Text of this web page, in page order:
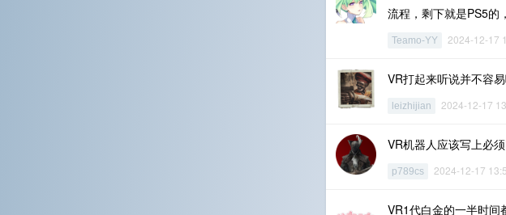
流程，剩下就是PS5的
Teamo-YY 2024-12-17
VR打起来听说并不容
leizhijian 2024-12-17
VR机器人应该写上必
p789cs 2024-12-17
VR1代白金的一半时间